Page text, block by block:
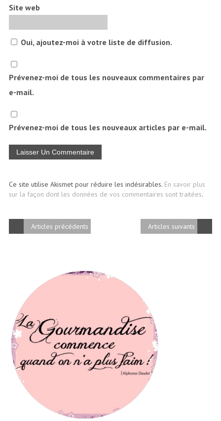
Site web
Oui, ajoutez-moi à votre liste de diffusion.
Prévenez-moi de tous les nouveaux commentaires par
e-mail.
Prévenez-moi de tous les nouveaux articles par e-mail.
Ce site utilise Akismet pour réduire les indésirables. En savoir plus
sur la façon dont les données de vos commentaires sont traitées.
Articles suivants
Articles précédents